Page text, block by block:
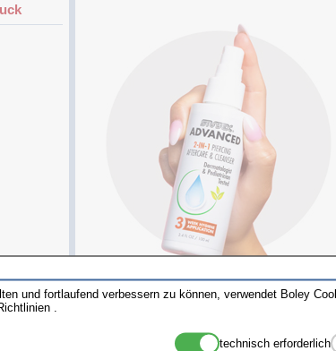
und fortlaufend verbessern zu können, verwendet Boley
technisch erforderlich